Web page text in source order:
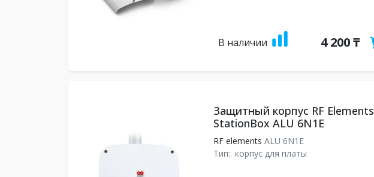
В наличии 4 200 ₸
Защитный корпус RF Elements
StationBox ALU 6N1E
RF elements ALU 6N1E
Тип: корпус для платы